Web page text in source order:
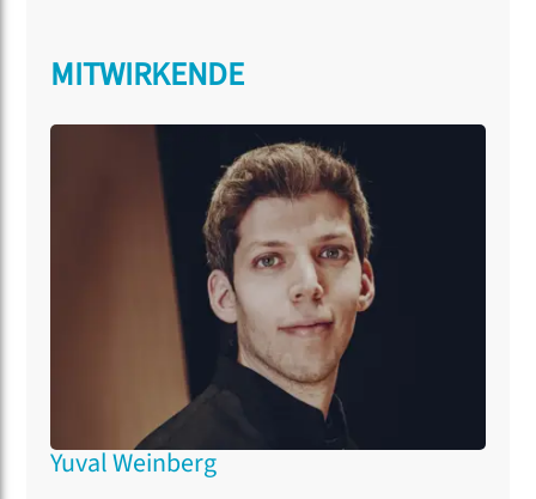
MITWIRKENDE
Yuval Weinberg